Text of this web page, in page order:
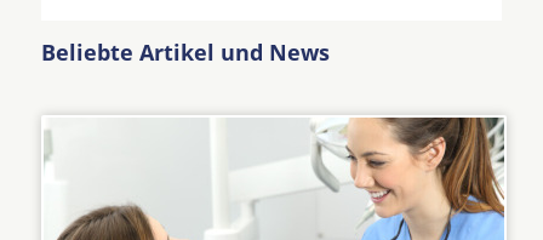
Beliebte Artikel und News